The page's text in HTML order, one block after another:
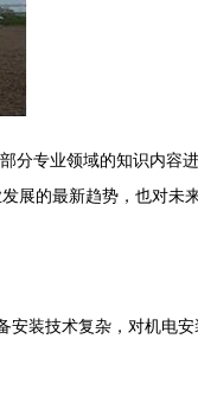
分专业领域的知识内容
展的最新趋势，也对未
装技术复杂，对机电